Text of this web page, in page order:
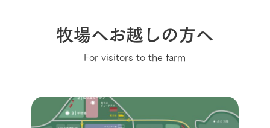
牧場へお越しの方へ
For visitors to the farm